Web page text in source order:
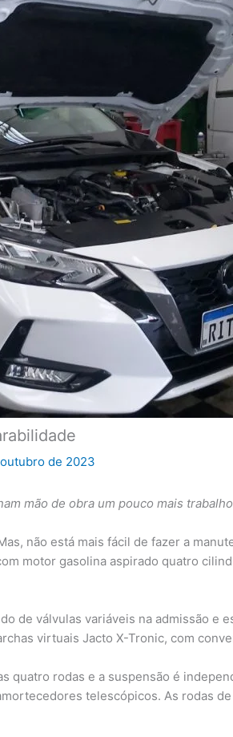
de 2023
mão de obra um pouco mais
não está mais fácil de fazer a
motor gasolina aspirado quatro
de válvulas variáveis na admissão e
virtuais Jacto X-Tronic, com
quatro rodas e a suspensão é
telescópicos. As rodas